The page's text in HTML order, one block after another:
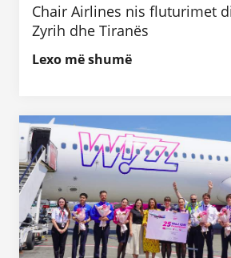
Chair Airlines nis fluturimet
Zyrih dhe Tiranës
Lexo më shumë